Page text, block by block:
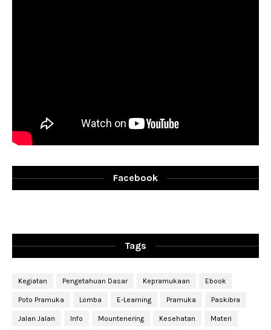
Facebook
Tags
Kegiatan Pengetahuan Dasar Kepramukaan Ebook
Poto Pramuka Lomba E-Learning Pramuka Paskibra
Jalan Jalan Info Mountenering Kesehatan Materi